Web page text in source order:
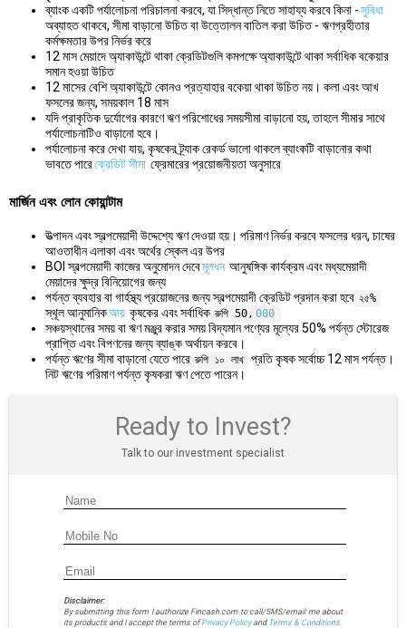
ব্যাংক একটি পর্যালোচনা পরিচালনা করবে, যা সিদ্ধান্ত নিতে সাহায্য করবে কিনা -সুবিধা
অব্যাহত থাকবে, সীমা বাড়ানো উচিত বা উত্তোলন বাতিল করা উচিত - ঋণগ্রহীতার
কর্মক্ষমতার উপর নির্ভর করে
12 মাস মেয়াদে অ্যাকাউন্টে থাকা ক্রেডিটগুলি কমপক্ষে অ্যাকাউন্টে থাকা সর্বাধিক বকেয়ার
সমান হওয়া উচিত
12 মাসের বেশি অ্যাকাউন্টে কোনও প্রত্যাহার বকেয়া থাকা উচিত নয়। কলা এবং আখ
ফসলের জন্য, সময়কাল 18 মাস
যদি প্রাকৃতিক দুর্যোগের কারণে ঋণ পরিশোধের সময়সীমা বাড়ানো হয়, তাহলে সীমার সাথে
পর্যালোচনাটিও বাড়ানো হবে।
পর্যালোচনা করে দেখা যায়, কৃষকের ট্র্যাক রেকর্ড ভালো থাকলে ব্যাংকটি বাড়ানোর কথা
ভাবতে পারেক্রেডিট সীমা ফ্রেমারের প্রয়োজনীয়তা অনুসারে
মার্জিন এবং লোন কোয়ান্টাম
উত্পাদন এবং স্বল্পমেয়াদী উদ্দেশ্যে ঋণ দেওয়া হয়। পরিমাণ নির্ভর করবে ফসলের ধরন, চাষের
আওতাধীন এলাকা এবং অর্থের স্কেল এর উপর
BOI স্বল্পমেয়াদী কাজের অনুমোদন দেবেমূলধন আনুষঙ্গিক কার্যক্রম এবং মধ্যমেয়াদী
মেয়াদের ক্ষুদ্র বিনিয়োগের জন্য
পর্যন্ত ব্যবহার বা গার্হস্থ্য প্রয়োজনের জন্য স্বল্পমেয়াদী ক্রেডিট প্রদান করা হবে ২৫%
স্থূল আনুমানিকআয় কৃষকের এবং সর্বাধিক রুপি 50, 000
সঞ্চয়স্থানের সময় বা ঋণ মঞ্জুর করার সময় বিদ্যমান পণ্যের মূল্যের 50% পর্যন্ত স্টোরেজ
প্রাপ্তি এবং বিপণনের জন্য ব্যাঙ্ক অর্থায়ন করবে।
পর্যন্ত ঋণের সীমা বাড়ানো যেতে পারে রুপি ১০ লাখ প্রতি কৃষক সর্বোচ্চ 12 মাস পর্যন্ত।
নিট ঋণের পরিমাণ পর্যন্ত কৃষকরা ঋণ পেতে পারেন।
Ready to Invest?
Talk to our investment specialist
Disclaimer:
By submitting this form I authorize Fincash.com to call/SMS/email me about
its products and I accept the terms ofPrivacy Policyand Terms & Conditions.